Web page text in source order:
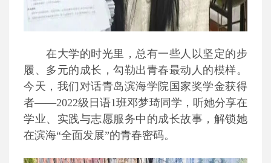
在大学的时光里，总有一些人以坚定的步
履、多元的成长，勾勒出青春最动人的模样。
今天，我们对话青岛滨海学院国家奖学金获得
者——2022级日语1班邓梦琦同学，听她分享在
学业、实践与志愿服务中的成长故事，解锁她
在滨海“全面发展”的青春密码。